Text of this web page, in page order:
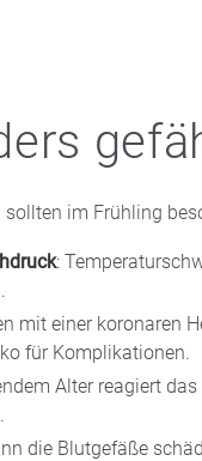
im Frühling
:
mit einer koronaren
für Komplikationen.
Alter reagiert
die Blutgefäße